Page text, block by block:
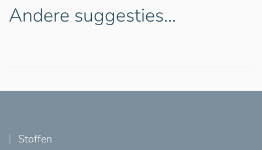
Andere suggesties…
Stoffen